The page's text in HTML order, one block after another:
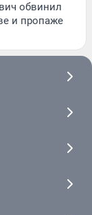
обвинил
и пропаже